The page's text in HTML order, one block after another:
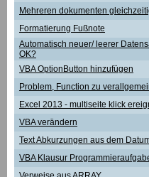
Mehreren dokumenten
Formatierung Fußnote
Automatisch neuer/ leerer
OK?
VBA OptionButton hinzufügen
Problem, Function zu
Excel 2013 - multiseite klick
VBA verändern
Text Abkurzungen aus dem
VBA Klausur